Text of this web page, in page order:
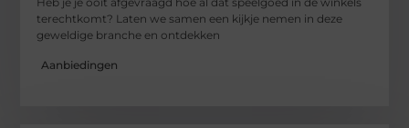
terechtkomt? Laten we samen een kijkje nemen in deze
geweldige branche en ontdekken
Aanbiedingen